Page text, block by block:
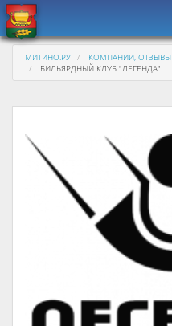
МИТИНО.РУ КОМПАНИИ, ОТЗЫВЫ
БИЛЬЯРДНЫЙ КЛУБ "ЛЕГЕНДА"